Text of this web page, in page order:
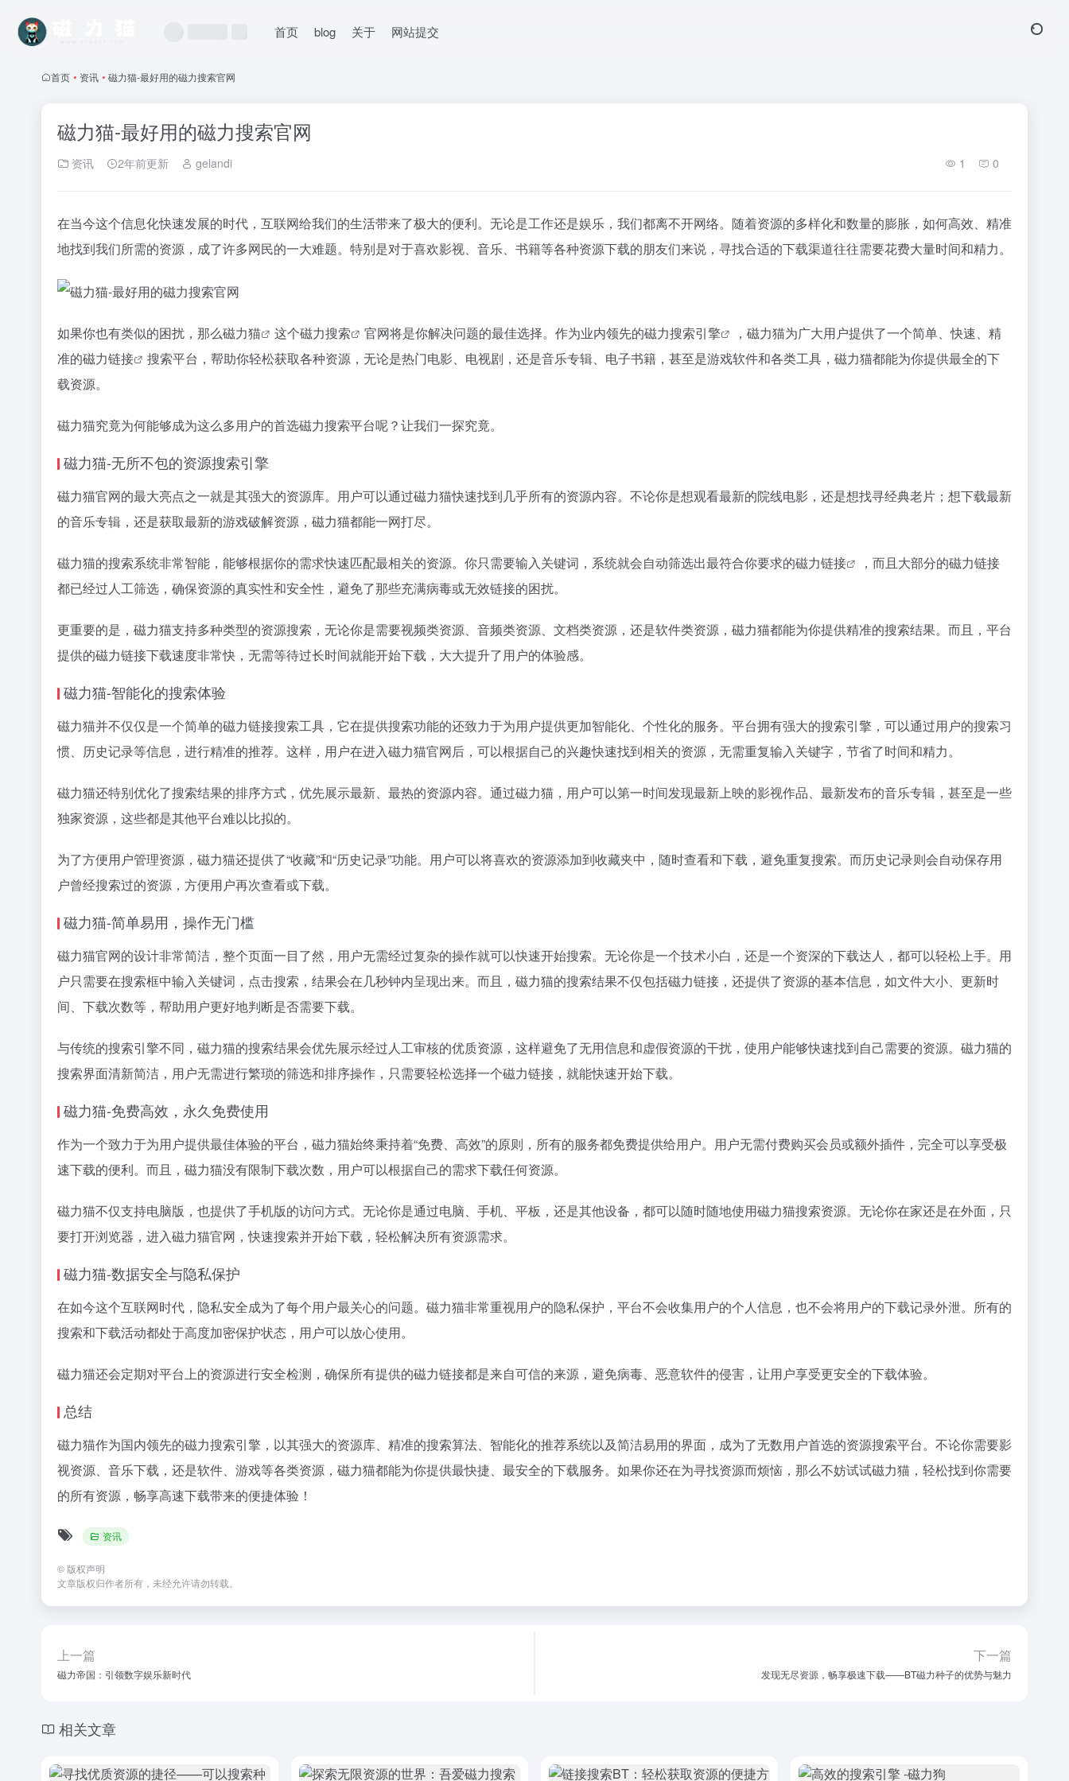
首页 blog 关于 网站提交
首页 • 资讯 • 磁力猫-最好用的磁力搜索官网
磁力猫-最好用的磁力搜索官网
资讯 2年前更新 gelandi 1 0
在当今这个信息化快速发展的时代，互联网给我们的生活带来了极大的便利。无论是工作还是娱乐，我们都离不开网络。随着资源的多样化和数量的膨胀，如何高效、精准
地找到我们所需的资源，成了许多网民的一大难题。特别是对于喜欢影视、音乐、书籍等各种资源下载的朋友们来说，寻找合适的下载渠道往往需要花费大量时间和精力。
如果你也有类似的困扰，那么磁力猫 这个磁力搜索 官网将是你解决问题的最佳选择。作为业内领先的磁力搜索引擎 ， 磁力猫为广大用户提供了一个简单、快速、精
准的磁力链接 搜索平台，帮助你轻松获取各种资源，无论是热门电影、电视剧，还是音乐专辑、电子书籍，甚至是游戏软件和各类工具， 磁力猫都能为你提供最全的下
载资源。
磁力猫究竟为何能够成为这么多用户的首选磁力搜索平台呢？让我们一探究竟。
磁力猫-无所不包的资源搜索引擎
磁力猫官网的最大亮点之一就是其强大的资源库。用户可以通过磁力猫快速找到几乎所有的资源内容。不论你是想观看最新的院线电影，还是想找寻经典老片；想下载最新
的音乐专辑，还是获取最新的游戏破解资源，磁力猫都能一网打尽。
磁力猫的搜索系统非常智能，能够根据你的需求快速匹配最相关的资源。你只需要输入关键词，系统就会自动筛选出最符合你要求的磁力链接 ，而且大部分的磁力链接
都已经过人工筛选，确保资源的真实性和安全性，避免了那些充满病毒或无效链接的困扰。
更重要的是，磁力猫支持多种类型的资源搜索，无论你是需要视频类资源、音频类资源、文档类资源，还是软件类资源，磁力猫都能为你提供精准的搜索结果。而且，平台
提供的磁力链接下载速度非常快，无需等待过长时间就能开始下载，大大提升了用户的体验感。
磁力猫-智能化的搜索体验
磁力猫并不仅仅是一个简单的磁力链接搜索工具，它在提供搜索功能的还致力于为用户提供更加智能化、个性化的服务。平台拥有强大的搜索引擎，可以通过用户的搜索习
惯、历史记录等信息，进行精准的推荐。这样，用户在进入磁力猫官网后，可以根据自己的兴趣快速找到相关的资源，无需重复输入关键字，节省了时间和精力。
磁力猫还特别优化了搜索结果的排序方式，优先展示最新、最热的资源内容。通过磁力猫，用户可以第一时间发现最新上映的影视作品、最新发布的音乐专辑，甚至是一些
独家资源，这些都是其他平台难以比拟的。
为了方便用户管理资源，磁力猫还提供了“收藏”和“历史记录”功能。用户可以将喜欢的资源添加到收藏夹中，随时查看和下载，避免重复搜索。而历史记录则会自动保存用
户曾经搜索过的资源，方便用户再次查看或下载。
磁力猫-简单易用，操作无门槛
磁力猫官网的设计非常简洁，整个页面一目了然，用户无需经过复杂的操作就可以快速开始搜索。无论你是一个技术小白，还是一个资深的下载达人，都可以轻松上手。用
户只需要在搜索框中输入关键词，点击搜索，结果会在几秒钟内呈现出来。而且，磁力猫的搜索结果不仅包括磁力链接，还提供了资源的基本信息，如文件大小、更新时
间、下载次数等，帮助用户更好地判断是否需要下载。
与传统的搜索引擎不同，磁力猫的搜索结果会优先展示经过人工审核的优质资源，这样避免了无用信息和虚假资源的干扰，使用户能够快速找到自己需要的资源。磁力猫的
搜索界面清新简洁，用户无需进行繁琐的筛选和排序操作，只需要轻松选择一个磁力链接，就能快速开始下载。
磁力猫-免费高效，永久免费使用
作为一个致力于为用户提供最佳体验的平台，磁力猫始终秉持着“免费、高效”的原则，所有的服务都免费提供给用户。用户无需付费购买会员或额外插件，完全可以享受极
速下载的便利。而且，磁力猫没有限制下载次数，用户可以根据自己的需求下载任何资源。
磁力猫不仅支持电脑版，也提供了手机版的访问方式。无论你是通过电脑、手机、平板，还是其他设备，都可以随时随地使用磁力猫搜索资源。无论你在家还是在外面，只
要打开浏览器，进入磁力猫官网，快速搜索并开始下载，轻松解决所有资源需求。
磁力猫-数据安全与隐私保护
在如今这个互联网时代，隐私安全成为了每个用户最关心的问题。磁力猫非常重视用户的隐私保护，平台不会收集用户的个人信息，也不会将用户的下载记录外泄。所有的
搜索和下载活动都处于高度加密保护状态，用户可以放心使用。
磁力猫还会定期对平台上的资源进行安全检测，确保所有提供的磁力链接都是来自可信的来源，避免病毒、恶意软件的侵害，让用户享受更安全的下载体验。
总结
磁力猫作为国内领先的磁力搜索引擎 ，以其强大的资源库、精准的搜索算法、智能化的推荐系统以及简洁易用的界面，成为了无数用户首选的资源搜索平台。不论你需要影
视资源、音乐下载，还是软件、游戏等各类资源，磁力猫都能为你提供最快捷、最安全的下载服务。如果你还在为寻找资源而烦恼，那么不妨试试磁力猫，轻松找到你需要
的所有资源，畅享高速下载带来的便捷体验！
资讯
© 版权声明
文章版权归作者所有，未经允许请勿转载。
上一篇
磁力帝国：引领数字娱乐新时代
下一篇
发现无尽资源，畅享极速下载——BT磁力种子的优势与魅力
相关文章